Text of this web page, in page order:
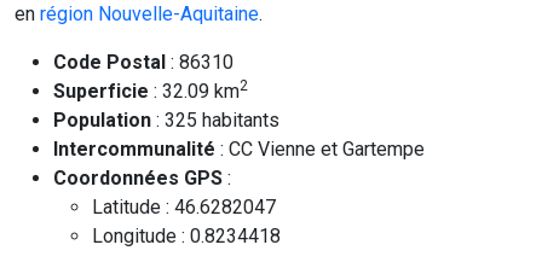
en région Nouvelle-Aquitaine.
Code Postal : 86310
Superficie : 32.09 km2
Population : 325 habitants
Intercommunalité : CC Vienne et Gartempe
Coordonnées GPS :
Latitude : 46.6282047
Longitude : 0.8234418